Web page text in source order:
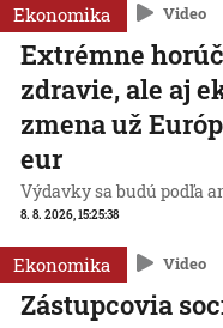
Ekonomika Video
Extrémne
zdravie, ale aj
zmena už
eur
Výdavky sa budú podľa
8. 8. 2026, 15:25:38
Ekonomika Video
Zástupcovia